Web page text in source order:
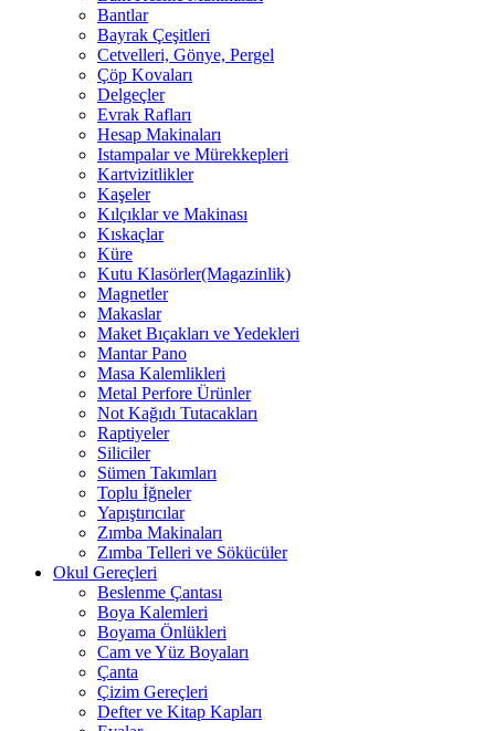
Bantlar
Bayrak Çeşitleri
Cetvelleri, Gönye, Pergel
Çöp Kovaları
Delgeçler
Evrak Rafları
Hesap Makinaları
Istampalar ve Mürekkepleri
Kartvizitlikler
Kaşeler
Kılçıklar ve Makinası
Kıskaçlar
Küre
Kutu Klasörler(Magazinlik)
Magnetler
Makaslar
Maket Bıçakları ve Yedekleri
Mantar Pano
Masa Kalemlikleri
Metal Perfore Ürünler
Not Kağıdı Tutacakları
Raptiyeler
Siliciler
Sümen Takımları
Toplu İğneler
Yapıştırıcılar
Zımba Makinaları
Zımba Telleri ve Sökücüler
Okul Gereçleri
Beslenme Çantası
Boya Kalemleri
Boyama Önlükleri
Cam ve Yüz Boyaları
Çanta
Çizim Gereçleri
Defter ve Kitap Kapları